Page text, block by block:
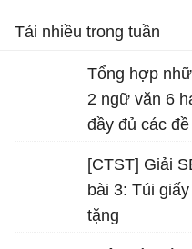
Tải nhiều trong tuần
Tổng hợp
2 ngữ văn 6
đầy đủ các
[CTST] Giải
bài 3: Túi
tặng